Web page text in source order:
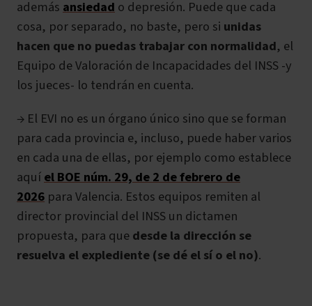
además ansiedad o depresión. Puede que cada
cosa, por separado, no baste, pero si unidas
hacen que no puedas trabajar con normalidad, el
Equipo de Valoración de Incapacidades del INSS -y
los jueces- lo tendrán en cuenta.
→ El EVI no es un órgano único sino que se forman
para cada provincia e, incluso, puede haber varios
en cada una de ellas, por ejemplo como establece
aquíel BOE núm. 29, de 2 de febrero de
2026 para Valencia. Estos equipos remiten al
director provincial del INSS un dictamen
propuesta, para quedesde la dirección se
resuelva el explediente (se dé el sí o el no).